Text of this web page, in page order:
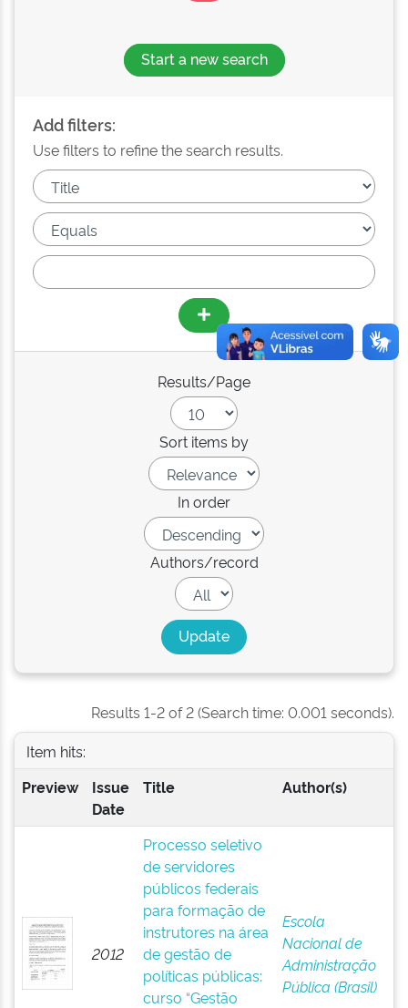
Start a new search
Add filters:
Use filters to refine the search results.
Results/Page
Sort items by
In order
Authors/record
Results 1-2 of 2 (Search time: 0.001 seconds).
Item hits:
Preview
Issue
Date
Title Author(s)
2012
Processo seletivo
de servidores
públicos federais
para formação de
instrutores na área
de gestão de
políticas públicas:
curso “Gestão
Escola
Nacional de
Administração
Pública (Brasil)